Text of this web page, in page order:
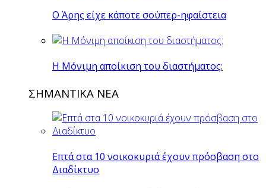
O Άρης είχε κάποτε σούπερ-ηφαίστεια
H Mόνιμη αποίκιση του διαστήματος:
ΣΗΜΑΝΤΙΚΑ ΝΕΑ
Επτά στα 10 νοικοκυριά έχουν πρόσβαση στο
Διαδίκτυο